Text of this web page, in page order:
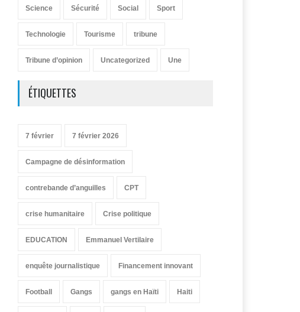
Science Sécurité Social Sport
Technologie Tourisme tribune
Tribune d’opinion Uncategorized Une
ÉTIQUETTES
7 février 7 février 2026
Campagne de désinformation
contrebande d’anguilles CPT
crise humanitaire Crise politique
EDUCATION Emmanuel Vertilaire
enquête journalistique Financement innovant
Football Gangs gangs en Haïti Haiti